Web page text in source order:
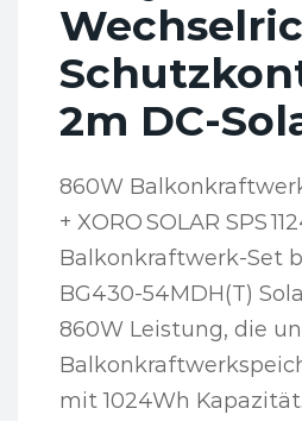
2m DC-
860W
+ XORO SOLAR SPS
Balkonkraftwerk-Set
BG430-54MDH(T)
860W Leistung, die
mit 1024Wh